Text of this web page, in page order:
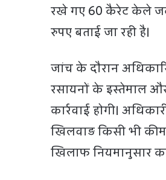
रखे गए 60 कैरेट केले
रुपए बताई जा रही है।
जांच के दौरान
रसायनों के इस्तेमाल
कार्रवाई होगी।
खिलवाड़ किसी भी
खिलाफ नियमानुसार